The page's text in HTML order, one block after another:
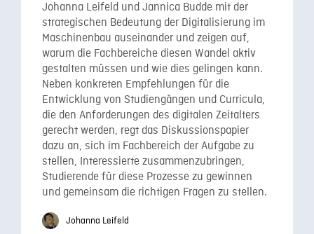
Johanna Leifeld und Jannica Budde mit der
strategischen Bedeutung der Digitalisierung im
Maschinenbau auseinander und zeigen auf,
warum die Fachbereiche diesen Wandel aktiv
gestalten müssen und wie dies gelingen kann.
Neben konkreten Empfehlungen für die
Entwicklung von Studiengängen und Curricula,
die den Anforderungen des digitalen Zeitalters
gerecht werden, regt das Diskussionspapier
dazu an, sich im Fachbereich der Aufgabe zu
stellen, Interessierte zusammenzubringen,
Studierende für diese Prozesse zu gewinnen
und gemeinsam die richtigen Fragen zu stellen.
Johanna Leifeld